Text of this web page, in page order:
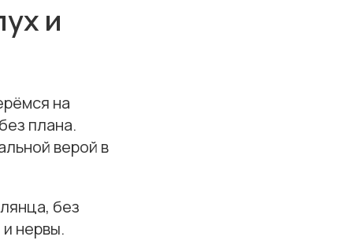
и
на
плана.
верой в
без
нервы.